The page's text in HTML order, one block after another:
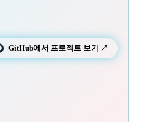
GitHub에서 프로젝트 보기 ↗